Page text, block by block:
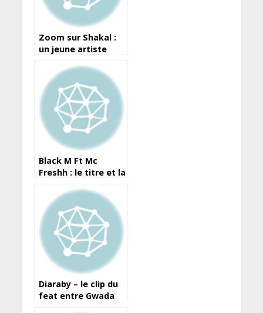
Zoom sur Shakal :
un jeune artiste
multiples facettes
Black M Ft Mc
Freshh : le titre et la
leur featuring
dévoilés (Alpha Part
1)
Diaraby – le clip du
feat entre Gwada